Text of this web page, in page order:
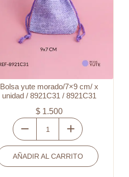
Bolsa yute morado/7×9 cm/ x
unidad / 8921C31 / 8921C31
$1.500
Bolsa
yute
morado/7x9
cm/
AÑADIR AL CARRITO